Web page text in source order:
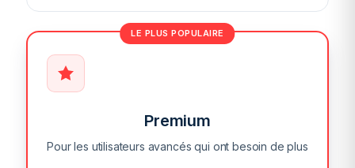
LE PLUS POPULAIRE
Premium
Pour les utilisateurs avancés qui ont besoin de plus